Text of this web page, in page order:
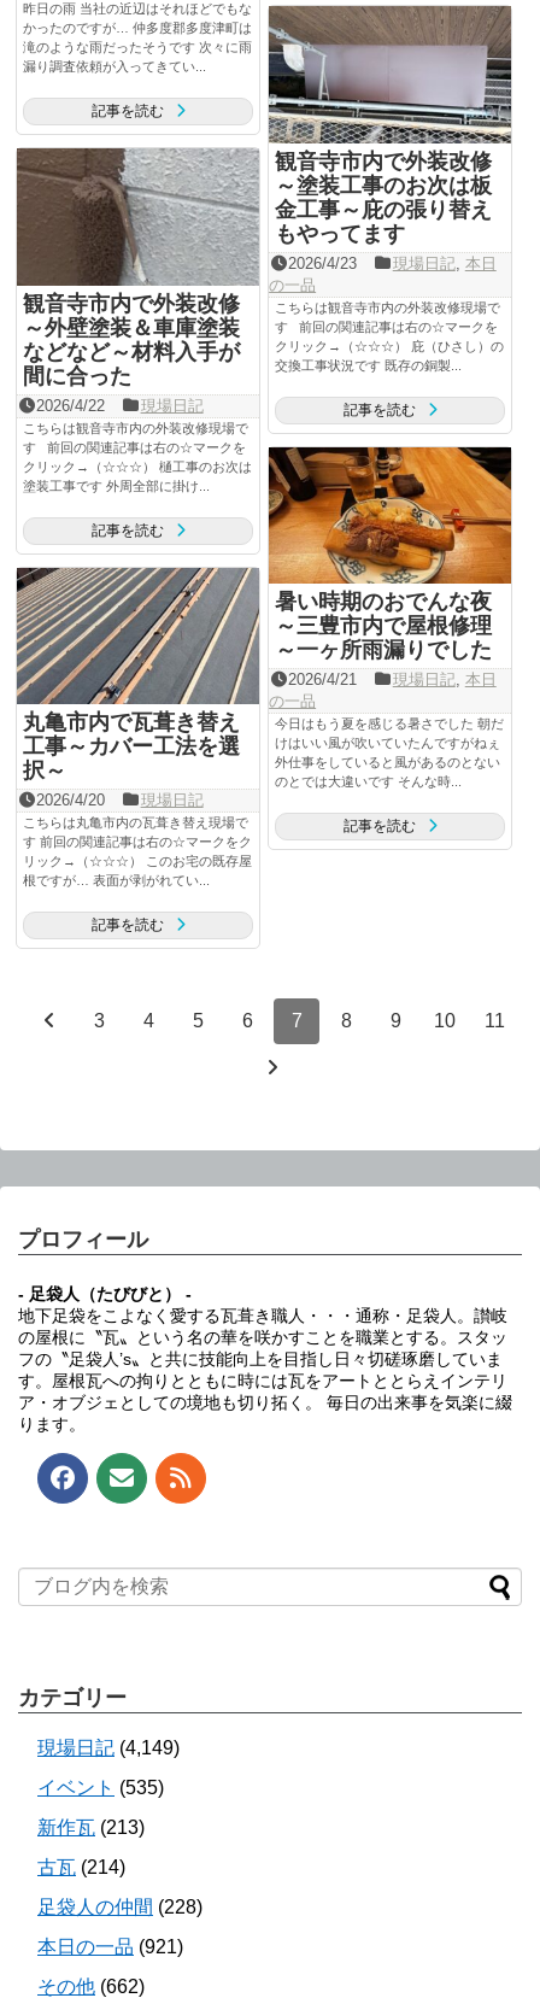
昨日の雨 当社の近辺はそれほどでもな
かったのですが… 仲多度郡多度津町は
滝のような雨だったそうです 次々に雨
漏り調査依頼が入ってきてい...
記事を読む
観音寺市内で外装改修
～塗装工事のお次は板
金工事～庇の張り替え
もやってます
2026/4/23 現場日記, 本日
の一品
こちらは観音寺市内の外装改修現場で
す 前回の関連記事は右の☆マークを
クリック→（☆☆☆） 庇（ひさし）の
交換工事状況です 既存の銅製...
記事を読む
観音寺市内で外装改修
～外壁塗装＆車庫塗装
などなど～材料入手が
間に合った
2026/4/22 現場日記
こちらは観音寺市内の外装改修現場で
す 前回の関連記事は右の☆マークを
クリック→（☆☆☆） 樋工事のお次は
塗装工事です 外周全部に掛け...
記事を読む
暑い時期のおでんな夜
～三豊市内で屋根修理
～一ヶ所雨漏りでした
2026/4/21 現場日記, 本日
の一品
今日はもう夏を感じる暑さでした 朝だ
けはいい風が吹いていたんですがねぇ
外仕事をしていると風があるのとない
のとでは大違いです そんな時...
記事を読む
丸亀市内で瓦葺き替え
工事～カバー工法を選
択～
2026/4/20 現場日記
こちらは丸亀市内の瓦葺き替え現場で
す 前回の関連記事は右の☆マークをク
リック→（☆☆☆） このお宅の既存屋
根ですが… 表面が剥がれてい...
記事を読む
3 4 5 6 7 8 9 10 11
プロフィール
- 足袋人（たびびと） -
地下足袋をこよなく愛する瓦葺き職人・・・通称・足袋人。讃岐
の屋根に〝瓦〟という名の華を咲かすことを職業とする。スタッ
フの〝足袋人’s〟と共に技能向上を目指し日々切磋琢磨していま
す。屋根瓦への拘りとともに時には瓦をアートととらえインテリ
ア・オブジェとしての境地も切り拓く。 毎日の出来事を気楽に綴
ります。
カテゴリー
現場日記 (4,149)
イベント (535)
新作瓦 (213)
古瓦 (214)
足袋人の仲間 (228)
本日の一品 (921)
その他 (662)